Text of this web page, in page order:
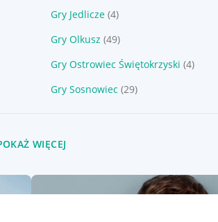
Gry Jedlicze (4)
Gry Olkusz (49)
Gry Ostrowiec Świętokrzyski (4)
Gry Sosnowiec (29)
WIĘCEJ